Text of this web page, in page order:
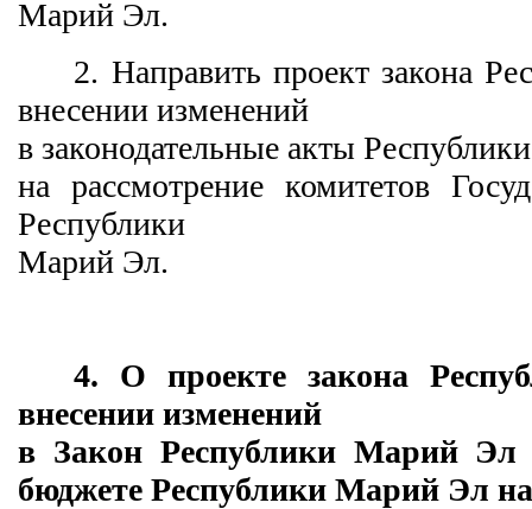
Марий Эл.
2. Направить проект закона
внесении изменений
в законодательные акты
на рассмотрение комитетов
Республики
Марий Эл.
4. О проекте закона
внесении изменений
в Закон Республики Марий Эл
бюджете Республики Марий Эл